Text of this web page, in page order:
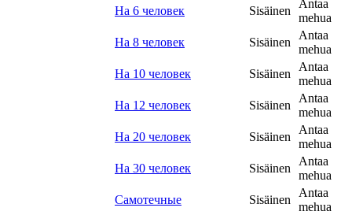
На 6 человек Sisäinen
Antaa
mehua
На 8 человек
Sisäinen
Antaa
mehua
На 10 человек
Sisäinen
Antaa
mehua
На 12 человек
Sisäinen
Antaa
mehua
На 20 человек
Sisäinen
Antaa
mehua
На 30 человек
Sisäinen
Antaa
mehua
Самотечные
Sisäinen
Antaa
mehua